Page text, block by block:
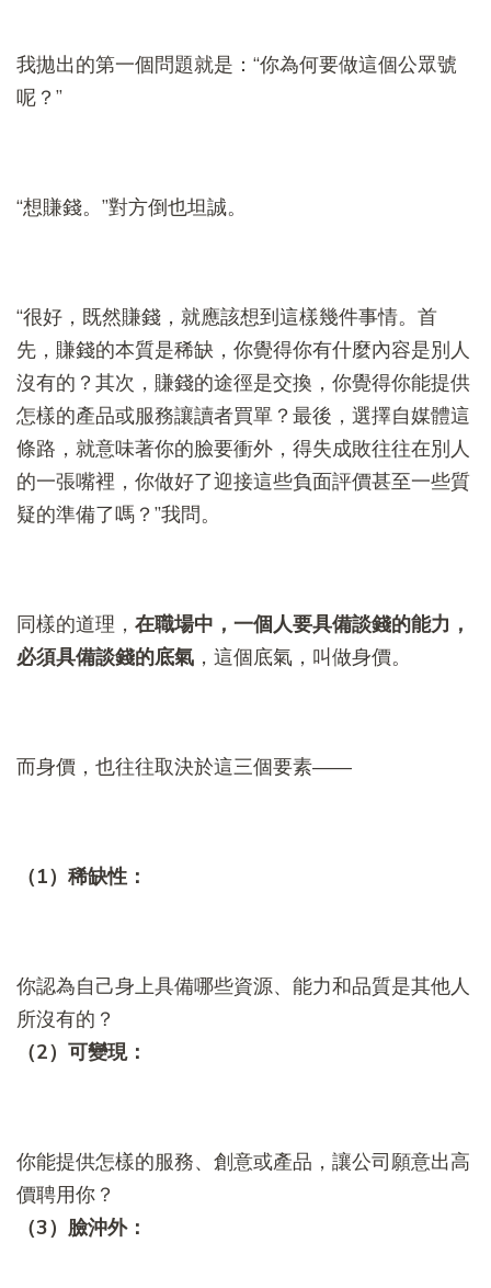
我拋出的第一個問題就是：“你為何要做這個公眾號
呢？”
“想賺錢。”對方倒也坦誠。
“很好，既然賺錢，就應該想到這樣幾件事情。首
先，賺錢的本質是稀缺，你覺得你有什麼內容是別人
沒有的？其次，賺錢的途徑是交換，你覺得你能提供
怎樣的產品或服務讓讀者買單？最後，選擇自媒體這
條路，就意味著你的臉要衝外，得失成敗往往在別人
的一張嘴裡，你做好了迎接這些負面評價甚至一些質
疑的準備了嗎？”我問。
同樣的道理， 在職場中，一個人要具備談錢的能力，
必須具備談錢的底氣 ，這個底氣，叫做身價。
而身價，也往往取決於這三個要素——
（1）稀缺性：
你認為自己身上具備哪些資源、能力和品質是其他人
所沒有的？
（2）可變現：
你能提供怎樣的服務、創意或產品，讓公司願意出高
價聘用你？
（3）臉沖外：